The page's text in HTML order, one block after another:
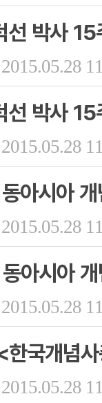
선 박사
2015.05.28
선 박사
2015.05.28
아시아
2015.05.28
아시아
2015.05.28
국개념
2015.05.28